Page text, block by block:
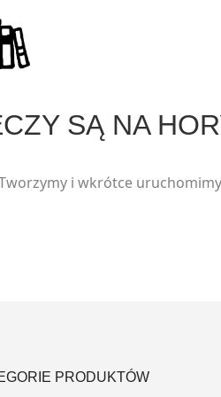
SĄ NA
i wkrótce
PRODUKTÓW